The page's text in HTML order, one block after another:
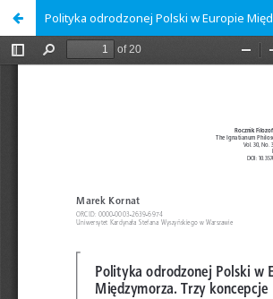
Polityka odrodzonej Polski w Europie